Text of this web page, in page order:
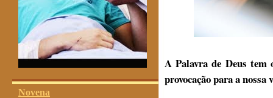
Novena
A Palavra de Deus
provocação para a